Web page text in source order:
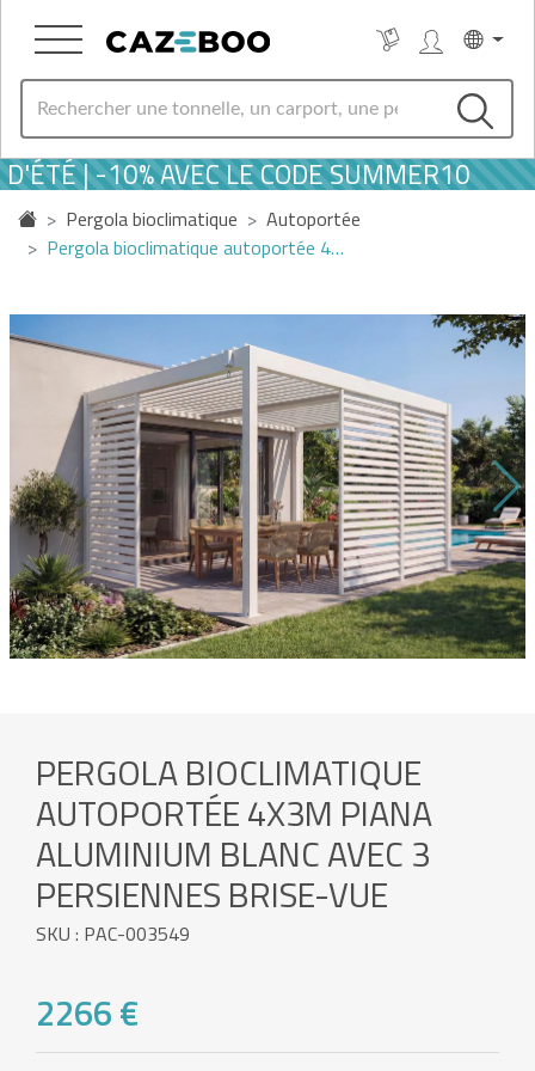
| -10% AVEC LE CODE SUMMER10
Pergola bioclimatique
Autoportée
Pergola bioclimatique autoportée 4…
PERGOLA BIOCLIMATIQUE
AUTOPORTÉE 4X3M PIANA
ALUMINIUM BLANC AVEC 3
PERSIENNES BRISE-VUE
SKU : PAC-003549
2266 €